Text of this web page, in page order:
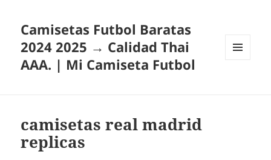
Camisetas Futbol Baratas
2024 2025 → Calidad Thai
AAA. | Mi Camiseta Futbol
camisetas real madrid
replicas